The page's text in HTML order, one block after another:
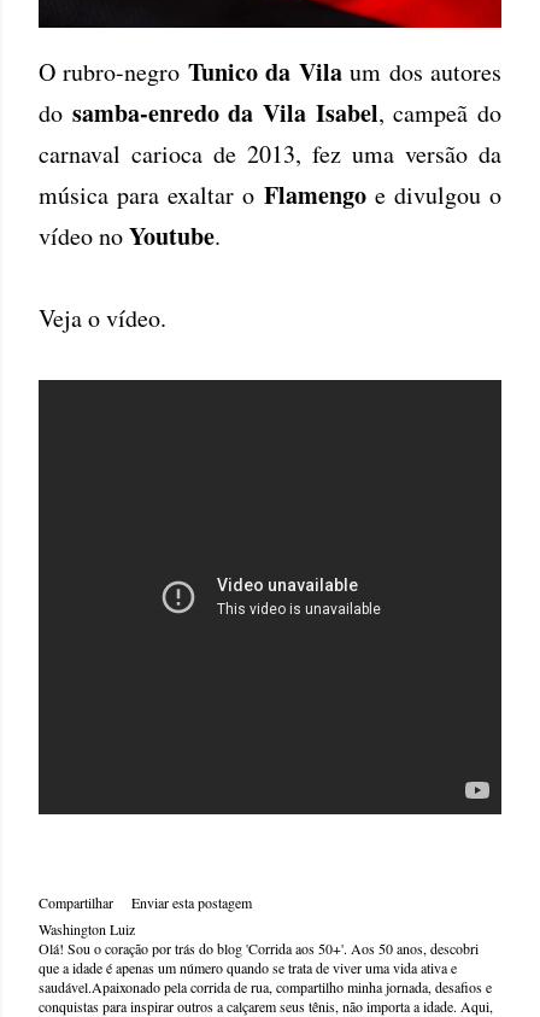
O rubro-negro Tunico da Vilaum dos autores
do samba-enredo da Vila Isabel, campeã do
carnaval carioca de 2013, fez uma versão da
música para exaltar o Flamengoe divulgou o
vídeo noYoutube.
Veja o vídeo.
Compartilhar
Enviar esta postagem
Washington Luiz
Olá! Sou o coração por trás do blog 'Corrida aos 50+'. Aos 50 anos, descobri
que a idade é apenas um número quando se trata de viver uma vida ativa e
saudável.Apaixonado pela corrida de rua, compartilho minha jornada, desafios e
conquistas para inspirar outros a calçarem seus tênis, não importa a idade. Aqui,